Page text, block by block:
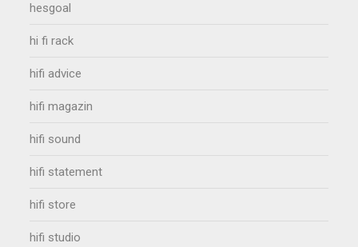
hesgoal
hi fi rack
hifi advice
hifi magazin
hifi sound
hifi statement
hifi store
hifi studio